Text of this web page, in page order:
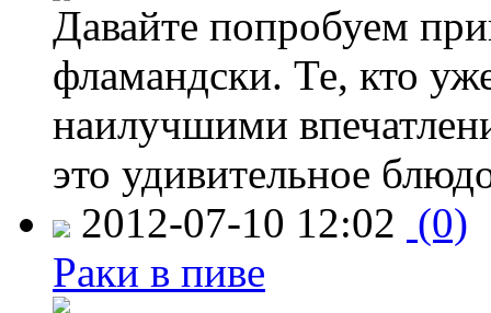
Давайте попробуем
фламандски. Те, кто
наилучшими
это удивительное
2012-07-10 12:02 (0)
Раки в пиве